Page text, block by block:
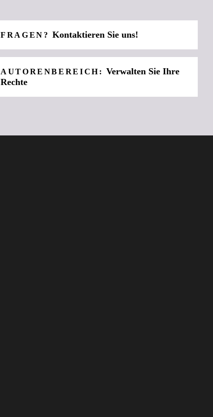
FRAGEN?Kontaktieren Sie uns!
AUTORENBEREICH:Verwalten Sie Ihre
Rechte